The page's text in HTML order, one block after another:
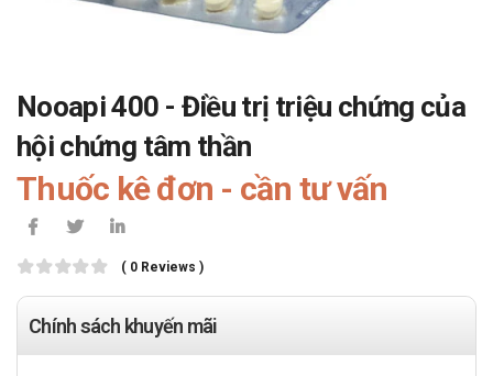
Nooapi 400 - Điều trị triệu chứng của
hội chứng tâm thần
Thuốc kê đơn - cần tư vấn
( 0 Reviews )
Chính sách khuyến mãi